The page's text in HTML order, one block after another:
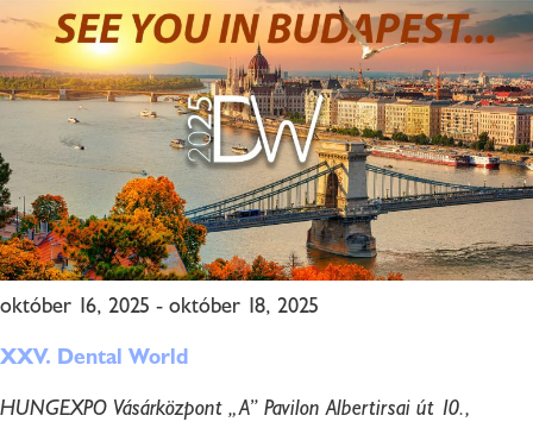
október 16, 2025 - október 18, 2025
XXV. Dental World
HUNGEXPO Vásárközpont „A” PavilonAlbertirsai út 10.,